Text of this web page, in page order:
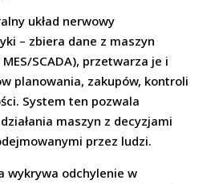
układ nerwowy
– zbiera dane z maszyn
SCADA), przetwarza je i
planowania, zakupów, kontroli
System ten pozwala
maszyn z decyzjami
przez ludzi.
wykrywa odchylenie w